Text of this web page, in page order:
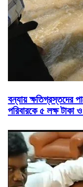
বন্যায় ক্ষতিগ্রস্তদের
পরিবারকে ৫ লক্ষ টাকা ও